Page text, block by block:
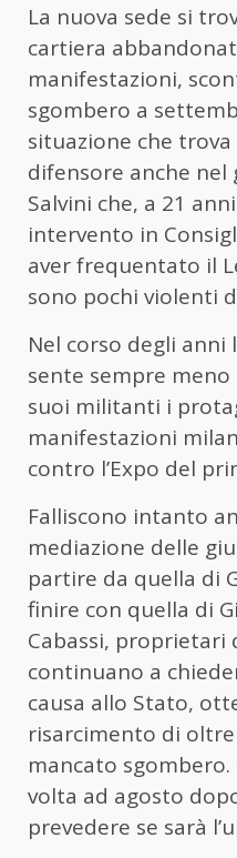
La nuova sede si
cartiera
manifestazioni,
sgombero a
situazione che
difensore anche
Salvini che, a 21
intervento in
aver frequentato il
sono pochi violenti
Nel corso degli anni
sente sempre
suoi militanti i
manifestazioni
contro l’Expo del
Falliscono intanto
mediazione delle
partire da quella di
finire con quella di
Cabassi, proprietari
continuano a
causa allo Stato,
risarcimento di
mancato sgombero.
volta ad agosto
prevedere se sarà